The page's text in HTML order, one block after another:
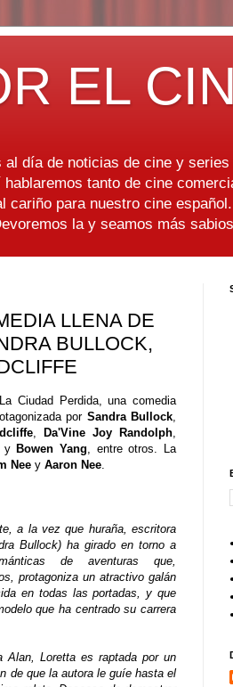
EL
al día de noticias de cine y
tanto de cine
cariño para nuestro cine
la y seamos más
LLENA DE
BULLOCK,
Ciudad Perdida, una comedia
por Sandra Bullock,
, Da'Vine Joy Randolph,
y Bowen Yang, entre otros. La
Nee yAaron Nee.
a la vez que huraña, escritora
Bullock) ha girado en torno a
de aventuras que,
protagoniza un atractivo galán
en todas las portadas, y que
que ha centrado su carrera
Alan, Loretta es raptada por un
de que la autora le guíe hasta el